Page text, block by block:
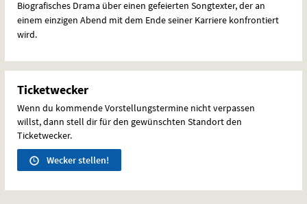
Biografisches Drama über einen gefeierten Songtexter, der an
einem einzigen Abend mit dem Ende seiner Karriere konfrontiert
wird.
Ticketwecker
Wenn du kommende Vorstellungstermine nicht verpassen
willst, dann stell dir für den gewünschten Standort den
Ticketwecker.
Wecker stellen!